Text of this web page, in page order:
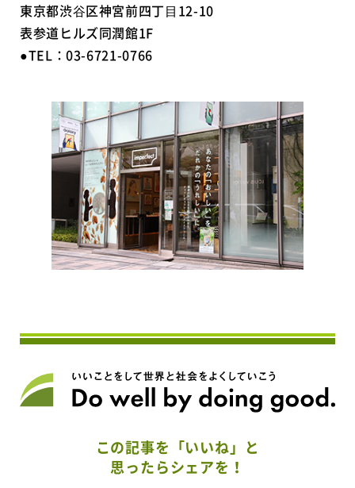
東京都渋⾕区神宮前四丁⽬12-10
表参道ヒルズ同潤館1F
●TEL：03-6721-0766
この記事を「いいね」と
思ったらシェアを！